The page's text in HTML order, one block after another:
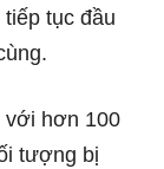
tục đầu
với hơn 100
tượng bị